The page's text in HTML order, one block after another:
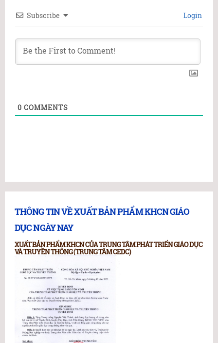
Subscribe Login
0 COMMENTS
THÔNG TIN VỀ XUẤT BẢN PHẨM KHCN GIÁO
DỤC NGÀY NAY
XUẤT BẢN PHẨM KHCN CỦA TRUNG TÂM PHÁT TRIỂN GIÁO DỤC
VÀ TRUYỀN THÔNG (TRUNG TÂM CEDC)